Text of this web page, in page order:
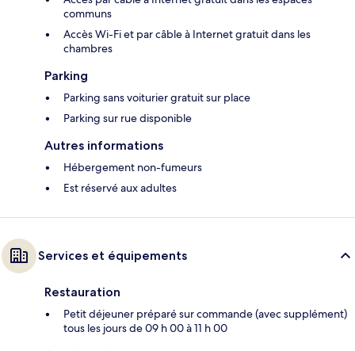
communs
Accès Wi-Fi et par câble à Internet gratuit dans les
chambres
Parking
Parking sans voiturier gratuit sur place
Parking sur rue disponible
Autres informations
Hébergement non-fumeurs
Est réservé aux adultes
Services et équipements
Restauration
Petit déjeuner préparé sur commande (avec supplément)
tous les jours de 09 h 00 à 11 h 00